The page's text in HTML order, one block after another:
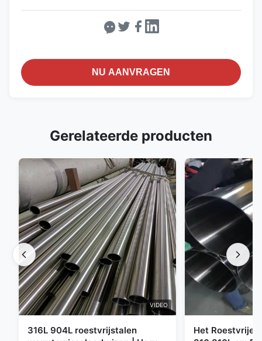
NU AANVRAGEN
Gerelateerde producten
VIDEO
316L 904L roestvrijstalen
Het Roestvrije